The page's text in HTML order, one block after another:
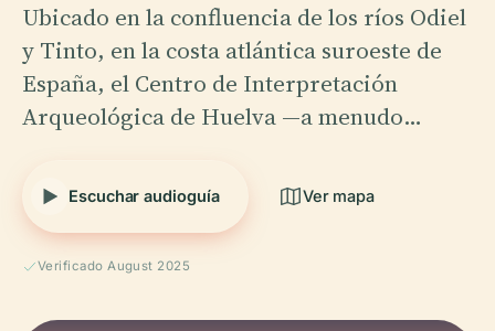
Ubicado en la confluencia de los ríos Odiel
y Tinto, en la costa atlántica suroeste de
España, el Centro de Interpretación
Arqueológica de Huelva —a menudo…
Escuchar audioguía Ver mapa
Verificado August 2025